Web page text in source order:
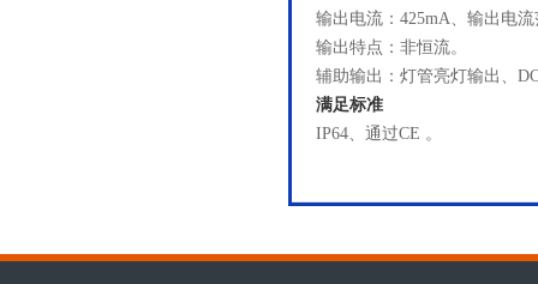
输出电流：425mA、输出电
输出特点：非恒流。
辅助输出：灯管亮灯输出、
满足标准
IP64、通过CE 。